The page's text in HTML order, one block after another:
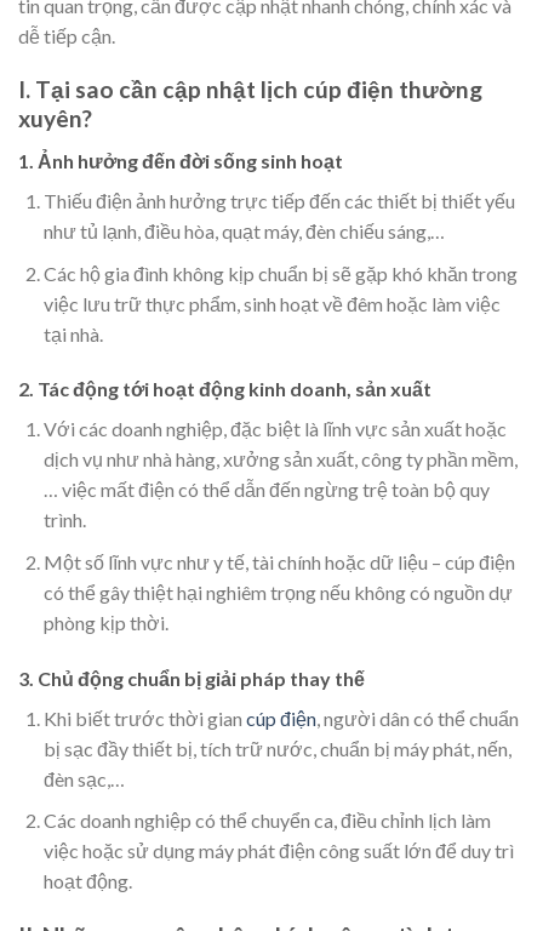
tin quan trọng, cần được cập nhật nhanh chóng, chính xác và
dễ tiếp cận.
I. Tại sao cần cập nhật lịch cúp điện thường
xuyên?
1. Ảnh hưởng đến đời sống sinh hoạt
Thiếu điện ảnh hưởng trực tiếp đến các thiết bị thiết yếu
như tủ lạnh, điều hòa, quạt máy, đèn chiếu sáng,…
Các hộ gia đình không kịp chuẩn bị sẽ gặp khó khăn trong
việc lưu trữ thực phẩm, sinh hoạt về đêm hoặc làm việc
tại nhà.
2. Tác động tới hoạt động kinh doanh, sản xuất
Với các doanh nghiệp, đặc biệt là lĩnh vực sản xuất hoặc
dịch vụ như nhà hàng, xưởng sản xuất, công ty phần mềm,
… việc mất điện có thể dẫn đến ngừng trệ toàn bộ quy
trình.
Một số lĩnh vực như y tế, tài chính hoặc dữ liệu – cúp điện
có thể gây thiệt hại nghiêm trọng nếu không có nguồn dự
phòng kịp thời.
3. Chủ động chuẩn bị giải pháp thay thế
Khi biết trước thời gian cúp điện, người dân có thể chuẩn
bị sạc đầy thiết bị, tích trữ nước, chuẩn bị máy phát, nến,
đèn sạc,…
Các doanh nghiệp có thể chuyển ca, điều chỉnh lịch làm
việc hoặc sử dụng máy phát điện công suất lớn để duy trì
hoạt động.